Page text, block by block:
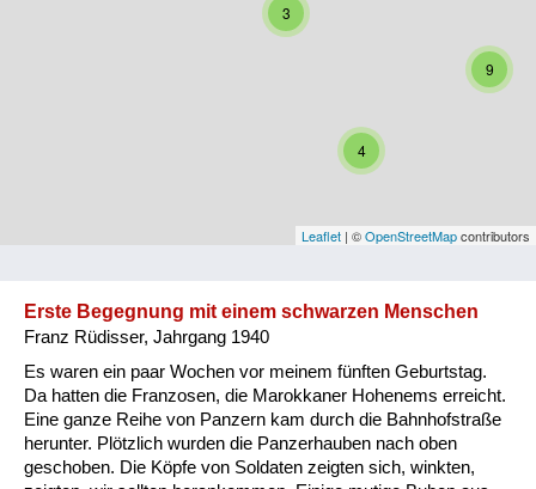
Oberösterreich
Vorarlberg
Kategorie
Besatzungsmächte
Frauen, Mütter, Kinder
4
3
9
Leaflet | ©OpenStreetMapcontributors
Erste Begegnung mit einem schwarzen Menschen
Franz Rüdisser, Jahrgang 1940
Es waren ein paar Wochen vor meinem fünften Geburtstag.
Da hatten die Franzosen, die Marokkaner Hohenems erreicht.
Eine ganze Reihe von Panzern kam durch die Bahnhofstraße
herunter. Plötzlich wurden die Panzerhauben nach oben
geschoben. Die Köpfe von Soldaten zeigten sich, winkten,